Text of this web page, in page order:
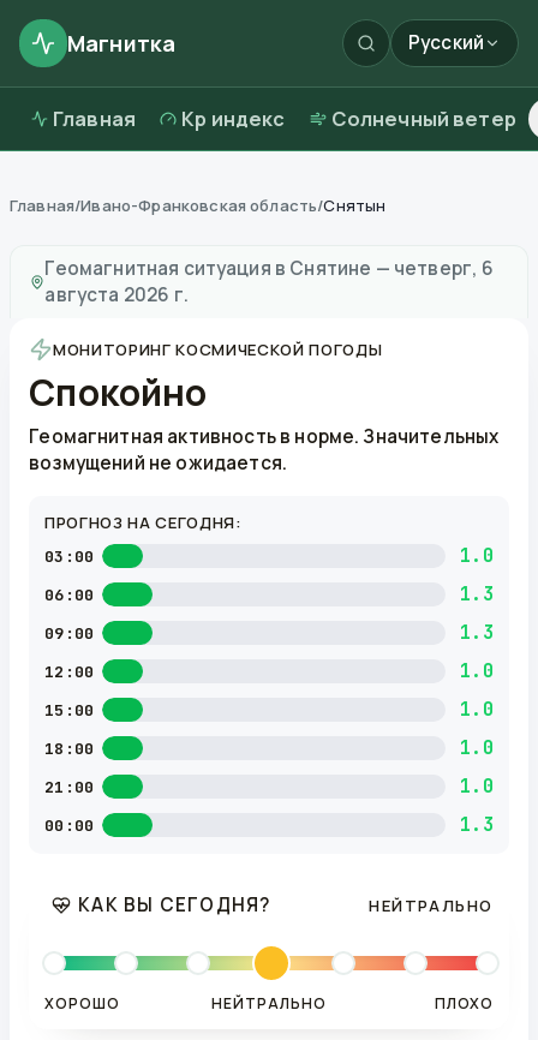
Магнитка Русский
Главная Kp индекс Солнечный ветер
Главная/Ивано-Франковская область/Снятын
Геомагнитная ситуация в Снятине — четверг, 6
августа 2026 г.
МОНИТОРИНГ КОСМИЧЕСКОЙ ПОГОДЫ
Спокойно
Геомагнитная активность в норме. Значительных
возмущений не ожидается.
ПРОГНОЗ НА СЕГОДНЯ:
03:00 1.0
06:00 1.3
09:00 1.3
12:00 1.0
15:00 1.0
18:00 1.0
21:00 1.0
00:00 1.3
КАК ВЫ СЕГОДНЯ? НЕЙТРАЛЬНО
ХОРОШО НЕЙТРАЛЬНО ПЛОХО